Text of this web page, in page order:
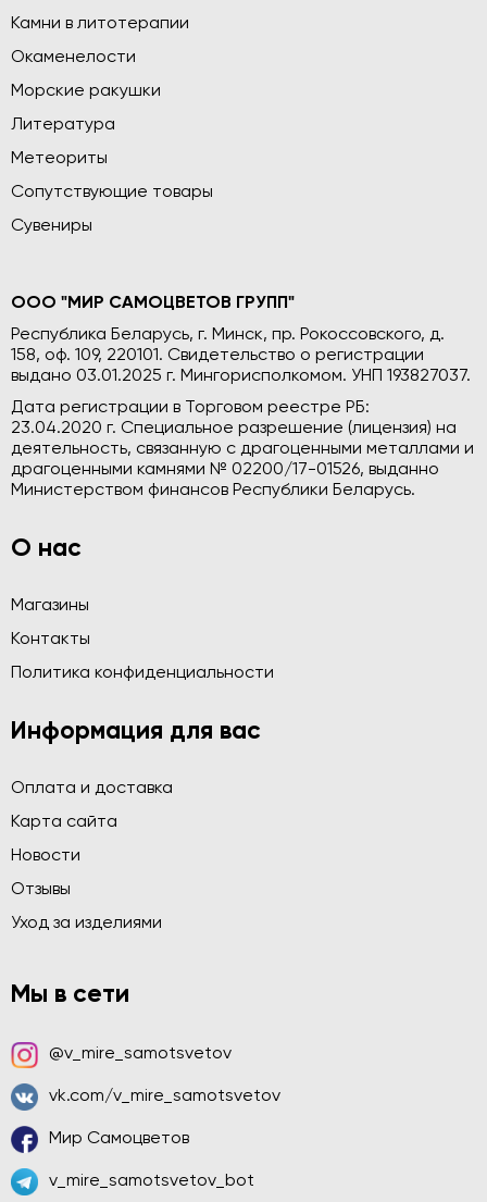
Камни в литотерапии
Окаменелости
Морские ракушки
Литература
Метеориты
Сопутствующие товары
Сувениры
ООО "МИР САМОЦВЕТОВ ГРУПП"
Республика Беларусь, г. Минск, пр. Рокоссовского, д.
158, оф. 109, 220101. Свидетельство о регистрации
выдано 03.01.2025 г. Мингорисполкомом. УНП 193827037.
Дата регистрации в Торговом реестре РБ:
23.04.2020 г. Специальное разрешение (лицензия) на
деятельность, связанную с драгоценными металлами и
драгоценными камнями № 02200/17-01526, выданно
Министерством финансов Республики Беларусь.
О нас
Магазины
Контакты
Политика конфиденциальности
Информация для вас
Оплата и доставка
Карта сайта
Новости
Отзывы
Уход за изделиями
Мы в сети
@v_mire_samotsvetov
vk.com/v_mire_samotsvetov
Мир Самоцветов
v_mire_samotsvetov_bot